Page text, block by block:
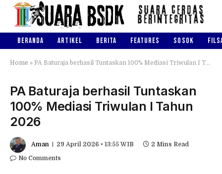
BERANDA ARTIKEL BERITA FEATURES SOSOK
Home » PA Baturaja berhasil Tuntaskan 100% Mediasi Triwulan I Tahun 2026
PA Baturaja berhasil Tuntaskan
100% Mediasi Triwulan I Tahun
2026
Aman 29 April 2026 • 13:55 WIB
2 Mins Read
No Comments